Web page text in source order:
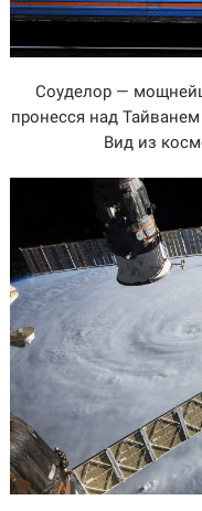
Соуделор —
пронесся над
Вид из